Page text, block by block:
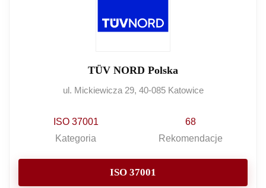
TÜV NORD Polska
ul. Mickiewicza 29, 40-085 Katowice
ISO 37001
Kategoria
68
Rekomendacje
ISO 37001